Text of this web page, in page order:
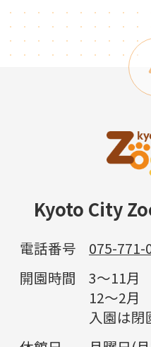
Kyoto City
電話番号
075-771-
開園時間
3～11月
12～2月
入園は